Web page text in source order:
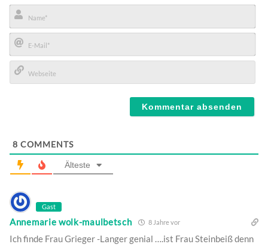
Name*
E-
Mail*
8 COMMENTS
Älteste
Gast
Annemarie wolk-maulbetsch 8 Jahre vor
Ich finde Frau Grieger -Langer genial ….ist Frau Steinbeiß denn